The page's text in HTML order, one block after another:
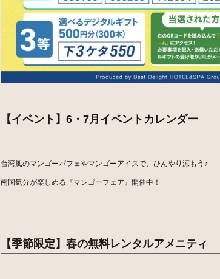
【イベント】6・7月イベントカレンダー
台湾風のマンゴーパフェやマンゴーアイスで、ひんやり涼もう♪
南国気分が楽しめる『マンゴーフェア』開催中！
【季節限定】春の無料レンタルアメニティ